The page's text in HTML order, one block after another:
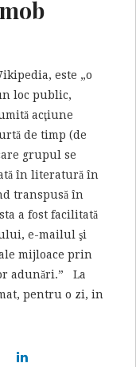
este „o
loc public,
acţiune
de timp (de
grupul se
în literatură în
transpusă în
a fost facilitată
e-mailul şi
mijloace prin
adunări.” La
pentru o zi, in